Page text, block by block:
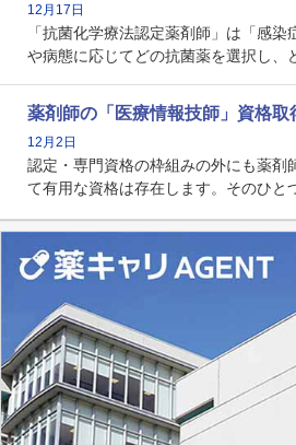
かれる存在です。
12月17日
「抗菌化学療法認定薬剤師」は「感染
や病態に応じてどの抗菌薬を選択し、
る薬剤師です。現在、感染防止対策加
基準に専任の薬剤師配置が挙げられて
後は感染症領域で薬剤師に、より多く
求められる可能性もあります。
薬剤師の「医療情報技師」資格取
12月2日
認定・専門資格の枠組みの外にも薬剤
て有用な資格は存在します。そのひと
査データ、投薬歴など非常に多岐にわ
データを利活用し、またシステム管理
とは、病院薬剤師を中心に大きな武器
す。